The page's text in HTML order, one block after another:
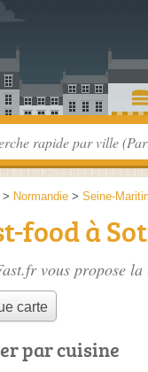
> Normandie > Seine-
food à
vous propose la
carte
par cuisine